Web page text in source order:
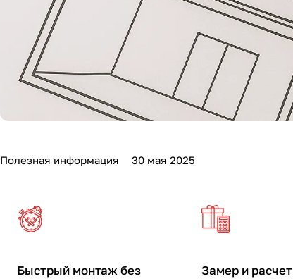
Полезная информация 30 мая 2025
Быстрый монтаж без
Замер и расчет